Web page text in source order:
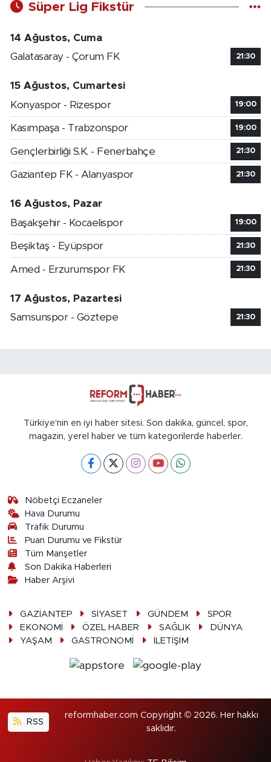
Süper Lig Fikstür
14 Ağustos, Cuma
Galatasaray - Çorum FK
21:30
15 Ağustos, Cumartesi
Konyaspor - Rizespor
19:00
Kasımpaşa - Trabzonspor 19:00
Gençlerbirliği S.K. - Fenerbahçe 21:30
Gaziantep FK - Alanyaspor 21:30
16 Ağustos, Pazar
Başakşehir - Kocaelispor
19:00
Beşiktaş - Eyüpspor 21:30
Amed - Erzurumspor FK 21:30
17 Ağustos, Pazartesi
Samsunspor - Göztepe
21:30
Türkiye'nin en iyi haber sitesi. Son dakika, güncel, spor,
magazin, yerel haber ve tüm kategorilerde haberler.
Nöbetçi Eczaneler
Hava Durumu
Trafik Durumu
Puan Durumu ve Fikstür
Tüm Manşetler
Son Dakika Haberleri
Haber Arşivi
GAZİANTEP SİYASET GÜNDEM
SPOR
EKONOMİ
ÖZEL HABER SAĞLIK
DÜNYA
YAŞAM
GASTRONOMİ İLETİŞİM
RSS
reformhaber.com Copyright © 2026. Her hakkı
saklıdır.